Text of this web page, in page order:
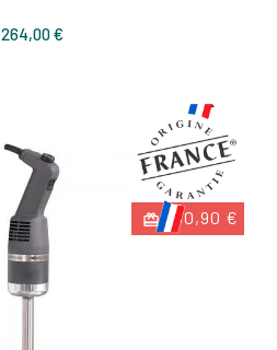
264,00 €Prix
-60,90 €